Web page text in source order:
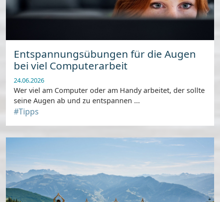
Entspannungsübungen für die Augen
bei viel Computerarbeit
24.06.2026
Wer viel am Computer oder am Handy arbeitet, der sollte
seine Augen ab und zu entspannen ...
#Tipps